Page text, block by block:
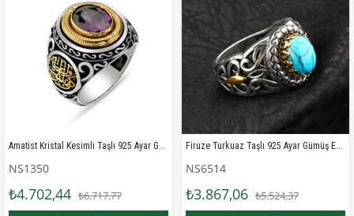
Amatist Kristal Kesimli Taşlı 925 Ayar Gümüş Erkek Yüzük
NS1350
₺4.702,44 ₺6.717,77
Firuze Turkuaz Taşlı 925 Ayar Gümüş Erkek Yüzük
NS6514
₺3.867,06 ₺5.524,37